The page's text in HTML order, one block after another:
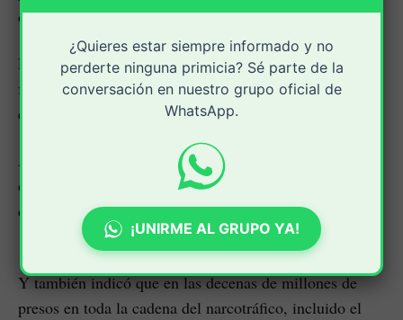
de daños que privilegie un enfoque de salud pública.
El presidente de Colombia enumeró ese número de
fallecidos en América Latina entre los datos que
constatan el fracaso de “esta guerra contra las drogas”.
Además, dijo, se manifiesta en el aumento del consumo
de fentanilo, opioide sintético hasta 50 veces más fuerte
que la heroína, en Estados Unidos, donde, dijo, causa
100.000 muertos al años.
Y también indicó que en las decenas de millones de
presos en toda la cadena del narcotráfico, incluido el
¿Quieres estar siempre informado y no
perderte ninguna primicia? Sé parte de la
conversación en nuestro grupo oficial de
WhatsApp.
¡UNIRME AL GRUPO YA!